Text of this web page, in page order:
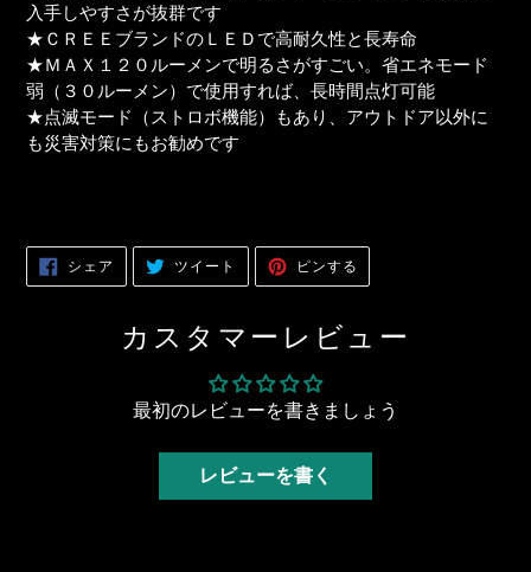
入手しやすさが抜群です
★ＣＲＥＥブランドのＬＥＤで高耐久性と長寿命
★ＭＡＸ１２０ルーメンで明るさがすごい。省エネモード
弱（３０ルーメン）で使用すれば、長時間点灯可能
★点滅モード（ストロボ機能）もあり、アウトドア以外に
も災害対策にもお勧めです
シェア FACEBOOK
シ
す
る
ツイート TWITTER
投
る
ピンする
ピ
る
カスタマーレビュー
最初のレビューを書きましょう
レビューを書く